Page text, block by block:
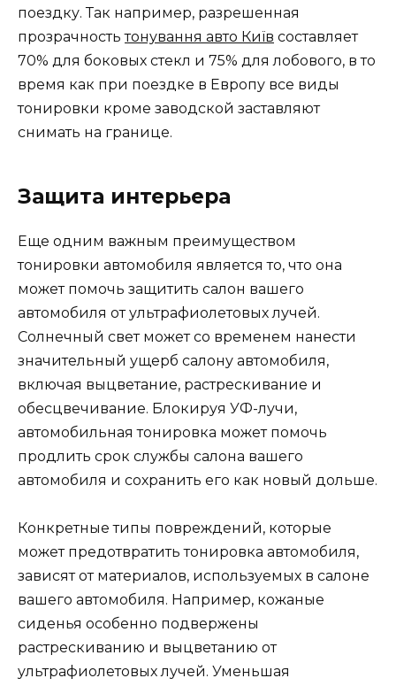
поездку. Так например, разрешенная
прозрачностьтонування авто Київ составляет
70% для боковых стекл и 75% для лобового, в то
время как при поездке в Европу все виды
тонировки кроме заводской заставляют
снимать на границе.
Защита интерьера
Еще одним важным преимуществом
тонировки автомобиля является то, что она
может помочь защитить салон вашего
автомобиля от ультрафиолетовых лучей.
Солнечный свет может со временем нанести
значительный ущерб салону автомобиля,
включая выцветание, растрескивание и
обесцвечивание. Блокируя УФ-лучи,
автомобильная тонировка может помочь
продлить срок службы салона вашего
автомобиля и сохранить его как новый дольше.
Конкретные типы повреждений, которые
может предотвратить тонировка автомобиля,
зависят от материалов, используемых в салоне
вашего автомобиля. Например, кожаные
сиденья особенно подвержены
растрескиванию и выцветанию от
ультрафиолетовых лучей. Уменьшая